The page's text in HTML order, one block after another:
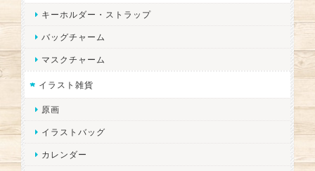
キーホルダー・ストラップ
バッグチャーム
マスクチャーム
イラスト雑貨
原画
イラストバッグ
カレンダー